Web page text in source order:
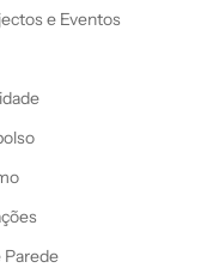
e Eventos
Parede